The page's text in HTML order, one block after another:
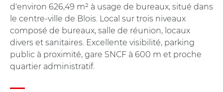
d'environ 626,49 m² à usage de bureaux, situé dans
le centre-ville de Blois. Local sur trois niveaux
composé de bureaux, salle de réunion, locaux
divers et sanitaires. Excellente visibilité, parking
public à proximité, gare SNCF à 600 m et proche
quartier administratif.